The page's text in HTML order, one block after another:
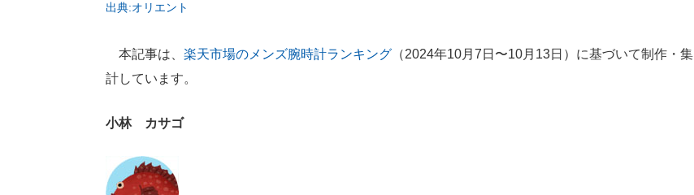
出典:オリエント
本記事は、 楽天市場のメンズ腕時計ランキング （2024年10月7日〜10月13日）に基づいて制作・集
計しています。
小林 カサゴ